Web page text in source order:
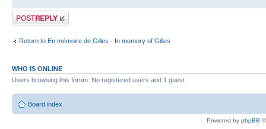
Post a reply
Return to En mémoire de Gilles - In memory of Gilles
WHO IS ONLINE
Users browsing this forum: No registered users and 1 guest
Board index
Powered by phpBB